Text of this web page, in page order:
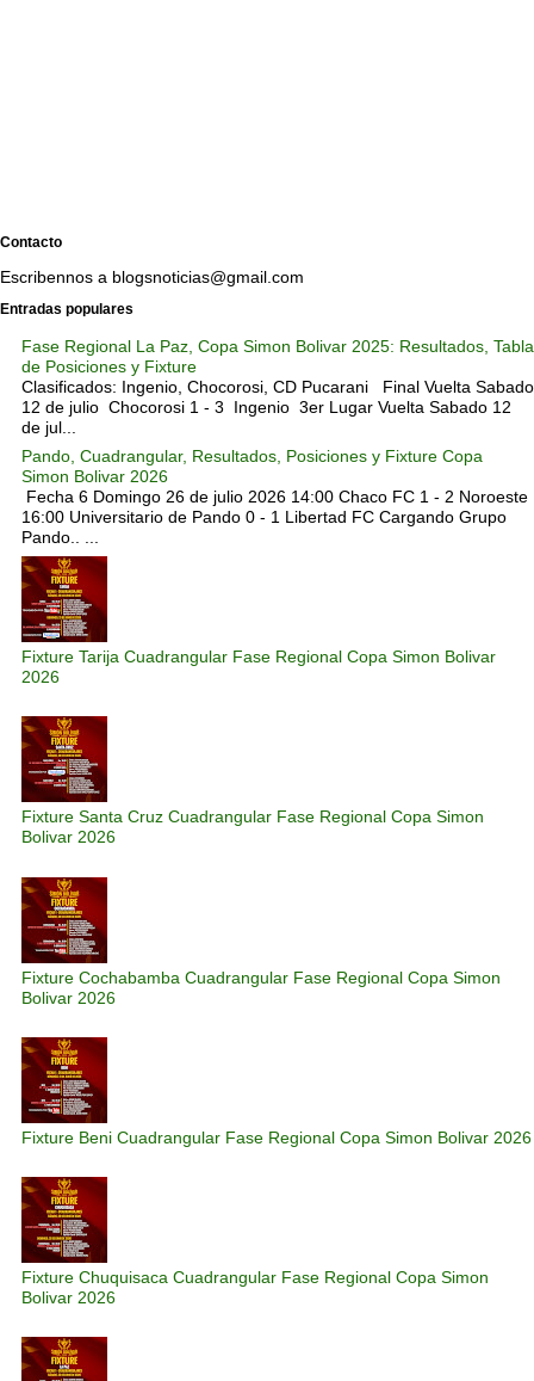
Contacto
Escribennos a blogsnoticias@gmail.com
Entradas populares
Fase Regional La Paz, Copa Simon Bolivar 2025: Resultados, Tabla
de Posiciones y Fixture
Clasificados: Ingenio, Chocorosi, CD Pucarani Final Vuelta Sabado
12 de julio Chocorosi 1 - 3 Ingenio 3er Lugar Vuelta Sabado 12
de jul...
Pando, Cuadrangular, Resultados, Posiciones y Fixture Copa
Simon Bolivar 2026
Fecha 6 Domingo 26 de julio 2026 14:00 Chaco FC 1 - 2 Noroeste
16:00 Universitario de Pando 0 - 1 Libertad FC Cargando Grupo
Pando.. ...
Fixture Tarija Cuadrangular Fase Regional Copa Simon Bolivar
2026
Fixture Santa Cruz Cuadrangular Fase Regional Copa Simon
Bolivar 2026
Fixture Cochabamba Cuadrangular Fase Regional Copa Simon
Bolivar 2026
Fixture Beni Cuadrangular Fase Regional Copa Simon Bolivar 2026
Fixture Chuquisaca Cuadrangular Fase Regional Copa Simon
Bolivar 2026